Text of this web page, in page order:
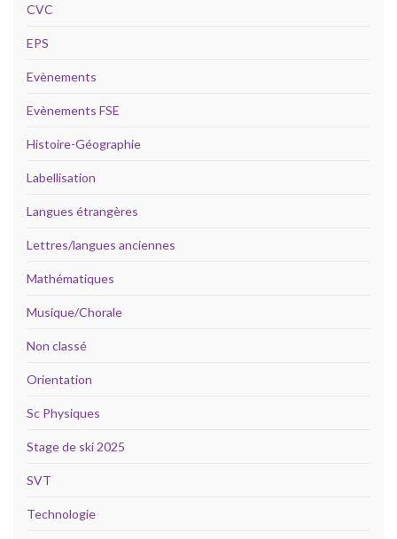
CVC
EPS
Evènements
Evènements FSE
Histoire-Géographie
Labellisation
Langues étrangères
Lettres/langues anciennes
Mathématiques
Musique/Chorale
Non classé
Orientation
Sc Physiques
Stage de ski 2025
SVT
Technologie